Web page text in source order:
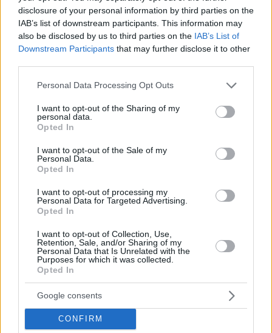
disclosure of your personal information by third parties on the
IAB’s list of downstream participants. This information may
also be disclosed by us to third parties on the IAB’s List of
Downstream Participants that may further disclose it to other
Please note that this website/app uses one or more Google
not limited to your visit or usage behaviour. You may click to
grant or deny consent to Google and its third-party tags to
use your data for below specified purposes in below Google
consent section.
Personal Data Processing Opt Outs
I want to opt-out of the Sharing of my
personal data.
Opted In
I want to opt-out of the Sale of my
Personal Data.
Opted In
I want to opt-out of processing my
Personal Data for Targeted Advertising.
Opted In
I want to opt-out of Collection, Use,
Retention, Sale, and/or Sharing of my
Personal Data that Is Unrelated with the
Purposes for which it was collected.
Opted In
Google consents
CONFIRM
Δείτε αυτή τη δημοσίευση στο Instagram.